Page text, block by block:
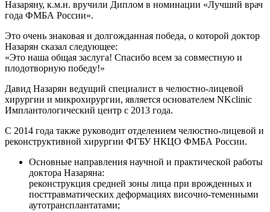
Назаряну, к.м.н. вручили Диплом в номинации «Лучший врач
года ФМБА России».
Это очень знаковая и долгожданная победа, о которой доктор
Назарян сказал следующее:
«Это наша общая заслуга! Спасибо всем за совместную и
плодотворную победу!»
Давид Назарян ведущий специалист в челюстно-лицевой
хирургии и микрохирургии, является основателем NKclinic
Имплантологический центр с 2013 года.
С 2014 года также руководит отделением челюстно-лицевой и
реконструктивной хирургии ФГБУ НКЦО ФМБА России.
Основные направления научной и практической работы
доктора Назаряна:
реконструкция средней зоны лица при врожденных и
посттравматических деформациях височно-теменными
аутотрансплантатами;